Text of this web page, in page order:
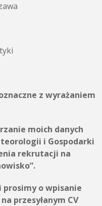
z wyrażaniem
moich danych
i Gospodarki
rekrutacji na
prosimy o wpisanie
przesyłanym CV